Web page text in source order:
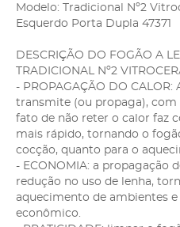
Modelo: Tradicional Nº2
Esquerdo Porta Dupla 47371
DESCRIÇÃO DO FOGÃO A
TRADICIONAL Nº2
- PROPAGAÇÃO DO
transmite (ou propaga), com
fato de não reter o calor faz
mais rápido, tornando o
cocção, quanto para o
- ECONOMIA: a propagação
redução no uso de lenha,
aquecimento de ambientes
econômico.